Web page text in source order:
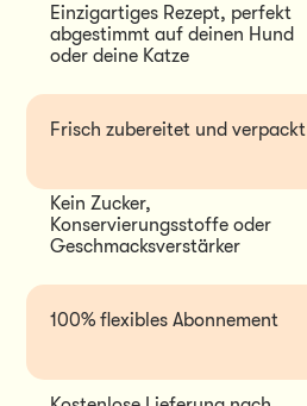
Einzigartiges Rezept, perfekt
abgestimmt auf deinen Hund
oder deine Katze
Frisch zubereitet und verpackt
Kein Zucker,
Konservierungsstoffe oder
Geschmacksverstärker
100% flexibles Abonnement